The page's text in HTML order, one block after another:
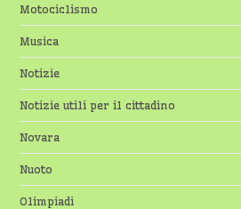
Motociclismo
Musica
Notizie
Notizie utili per il cittadino
Novara
Nuoto
Olimpiadi